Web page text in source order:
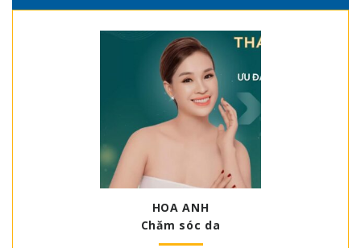
HOA ANH
Chăm sóc da